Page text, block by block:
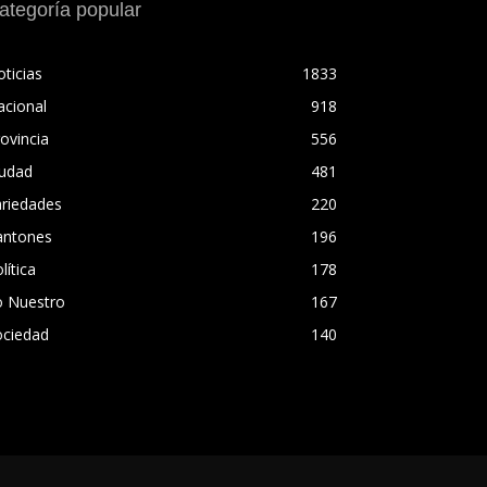
popular
1833
918
556
481
220
196
178
Nuestro
167
140